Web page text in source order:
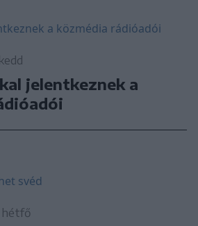
jelentkeznek a
hétfő